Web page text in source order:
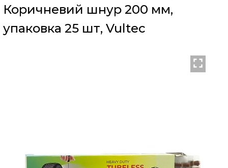
Коричневий шнур 200 мм,
упаковка 25 шт, Vultec